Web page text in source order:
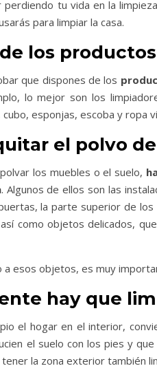
perdiendo tu vida en la
para limpiar la casa.
los
que dispones de los
lo mejor son los
esponjas, escoba y ropa
el polvo
los muebles o el suelo,
. Algunos de ellos son las
la parte superior de
como objetos delicados,
esos objetos, es muy
hay que
el hogar en el interior,
el suelo con los pies y
la zona exterior también